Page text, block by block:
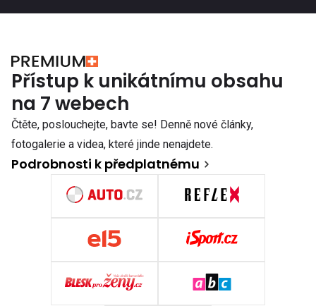
Přístup k unikátnímu obsahu
na 7 webech
Čtěte, poslouchejte, bavte se! Denně nové články,
fotogalerie a videa, které jinde nenajdete.
Podrobnosti k předplatnému